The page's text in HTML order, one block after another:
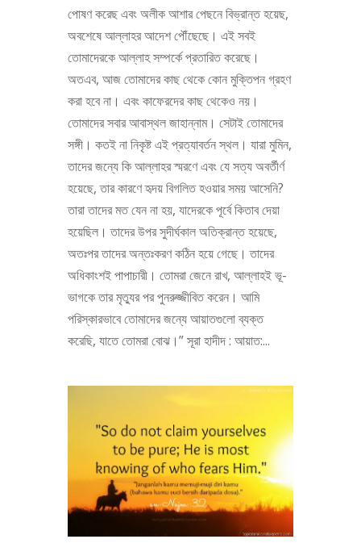
পোষণ করেছ এবং অলীক আশার পেছনে বিভ্রান্ত হয়েছ,
অবশেষে আল্লাহর আদেশ পৌঁছেছে। এই সবই
তোমাদেরকে আল্লাহ সম্পর্কে প্রতারিত করেছে।
অতএব, আজ তোমাদের কাছ থেকে কোন মুক্তিপন গ্রহণ
করা হবে না। এবং কাফেরদের কাছ থেকেও নয়।
তোমাদের সবার আবাস্থল জাহান্নাম। সেটাই তোমাদের
সঙ্গী। কতই না নিকৃষ্ট এই প্রত্যাবর্তন স্থল। যারা মুমিন,
তাদের জন্যে কি আল্লাহর স্মরণে এবং যে সত্য অবর্তীর্ণ
হয়েছে, তার কারণে হৃদয় বিগলিত হওয়ার সময় আসেনি?
তারা তাদের মত যেন না হয়, যাদেরকে পূর্বে কিতাব দেয়া
হয়েছিল। তাদের উপর সুদীর্ঘকাল অতিক্রান্ত হয়েছে,
অতঃপর তাদের অন্তঃকরণ কঠিন হয়ে গেছে। তাদের
অধিকাংশই পাপাচারী। তোমরা জেনে রাখ, আল্লাহই ভূ-
ভাগকে তার মৃত্যুর পর পুনরুজ্জীবিত করেন। আমি
পরিস্কারভাবে তোমাদের জন্যে আয়াতগুলো ব্যক্ত
করেছি, যাতে তোমরা বোঝ।” সূরা হাদীদ : আয়াত:...